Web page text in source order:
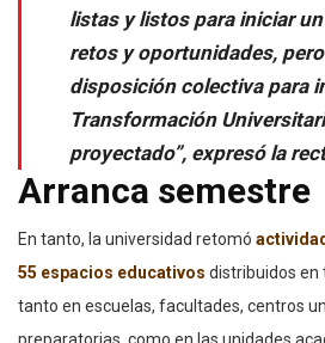
listas y listos para iniciar
retos y oportunidades,
disposición colectiva para
Transformación
proyectado”, expresó la
Arranca semestre
En tanto, la universidad retomó
55 espacios educativos distribuidos en
tanto en escuelas, facultades, centros